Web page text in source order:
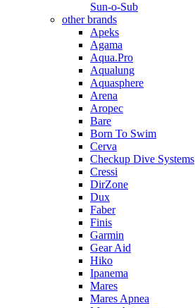
Sun-o-Sub
other brands
Apeks
Agama
Aqua.Pro
Aqualung
Aquasphere
Arena
Aropec
Bare
Born To Swim
Cerva
Checkup Dive Systems
Cressi
DirZone
Dux
Faber
Finis
Garmin
Gear Aid
Hiko
Ipanema
Mares
Mares Apnea